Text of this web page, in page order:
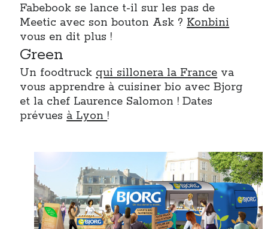
Fabebook se lance t-il sur les pas de
Meetic avec son bouton Ask ? Konbini
vous en dit plus !
Green
Un foodtruck qui sillonera la France va
vous apprendre à cuisiner bio avec Bjorg
et la chef Laurence Salomon ! Dates
prévues à Lyon !